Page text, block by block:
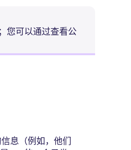
您可以通过查看公
息（例如，他们